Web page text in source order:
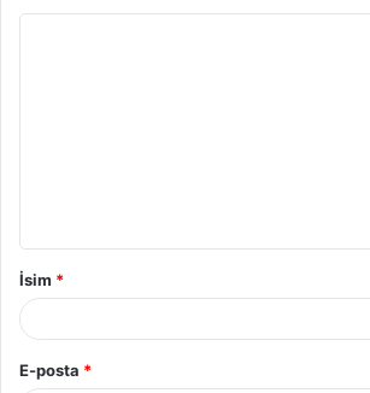
İsim *
E-posta *